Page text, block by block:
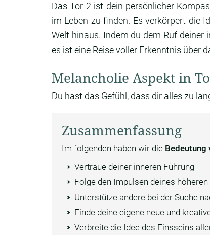
Das Tor 2 ist dein persönlicher
im Leben zu finden. Es verkörpert die
Welt hinaus. Indem du dem Ruf deiner
es ist eine Reise voller Erkenntnis über
Melancholie Aspekt in
Du hast das Gefühl, dass dir alles zu
Zusammenfassung
Im folgenden haben wir die Bedeutung
Vertraue deiner inneren Führung
Folge den Impulsen deines
Unterstütze andere bei der Suche
Finde deine eigene neue und
Verbreite die Idee des Einsseins